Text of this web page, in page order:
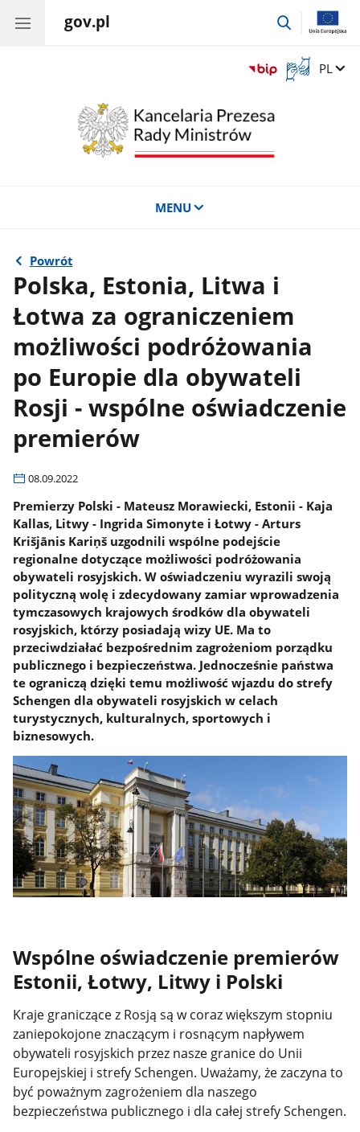
gov.pl
przejdź
Otwórz
okno
Zmień
PL
MENU
Powrót
Polska, Estonia, Litwa i
Łotwa za ograniczeniem
możliwości podróżowania
po Europie dla obywateli
Rosji - wspólne oświadczenie
premierów
08.09.2022
Premierzy Polski - Mateusz Morawiecki, Estonii - Kaja
Kallas, Litwy - Ingrida Simonyte i Łotwy - Arturs
Krišjānis Kariņš uzgodnili wspólne podejście
regionalne dotyczące możliwości podróżowania
obywateli rosyjskich. W oświadczeniu wyrazili swoją
polityczną wolę i zdecydowany zamiar wprowadzenia
tymczasowych krajowych środków dla obywateli
rosyjskich, którzy posiadają wizy UE. Ma to
przeciwdziałać bezpośrednim zagrożeniom porządku
publicznego i bezpieczeństwa. Jednocześnie państwa
te ograniczą dzięki temu możliwość wjazdu do strefy
Schengen dla obywateli rosyjskich w celach
turystycznych, kulturalnych, sportowych i
biznesowych.
Wspólne oświadczenie premierów
Estonii, Łotwy, Litwy i Polski
Kraje graniczące z Rosją są w coraz większym stopniu
zaniepokojone znaczącym i rosnącym napływem
obywateli rosyjskich przez nasze granice do Unii
Europejskiej i strefy Schengen. Uważamy, że zaczyna to
być poważnym zagrożeniem dla naszego
bezpieczeństwa publicznego i dla całej strefy Schengen.